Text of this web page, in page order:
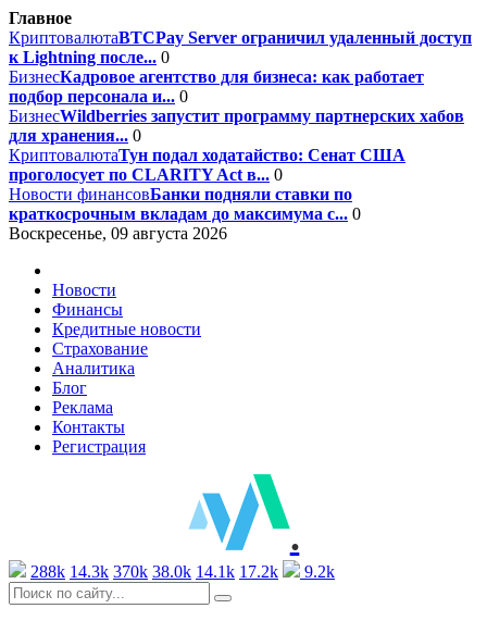
Главное
КриптовалютаBTCPay Server ограничил удаленный доступ
к Lightning после... 0
БизнесКадровое агентство для бизнеса: как работает
подбор персонала и... 0
БизнесWildberries запустит программу партнерских хабов
для хранения... 0
КриптовалютаТун подал ходатайство: Сенат США
проголосует по CLARITY Act в... 0
Новости финансовБанки подняли ставки по
краткосрочным вкладам до максимума с... 0
Воскресенье, 09 августа 2026
Новости
Финансы
Кредитные новости
Страхование
Аналитика
Блог
Реклама
Контакты
Регистрация
.
288k 14.3k 370k 38.0k 14.1k 17.2k 9.2k